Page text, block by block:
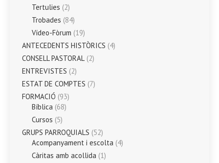
Tertulies (2)
Trobades (84)
Vídeo-Fòrum (19)
ANTECEDENTS HISTÒRICS (4)
CONSELL PASTORAL (2)
ENTREVISTES (2)
ESTAT DE COMPTES (7)
FORMACIÓ (93)
Bíblica (68)
Cursos (5)
GRUPS PARROQUIALS (52)
Acompanyament i escolta (4)
Càritas amb acollida (1)